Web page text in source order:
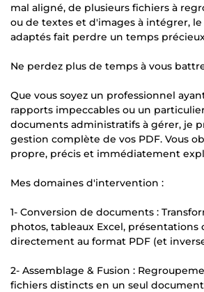
mal aligné, de plusieurs fichiers à
ou de textes et d'images à intégrer,
adaptés fait perdre un temps
Ne perdez plus de temps à vous
Que vous soyez un professionnel
rapports impeccables ou un
documents administratifs à gérer, je
gestion complète de vos PDF. Vous
propre, précis et immédiatement
Mes domaines d'intervention :
1- Conversion de documents :
photos, tableaux Excel, présentations
directement au format PDF (et
2- Assemblage & Fusion :
fichiers distincts en un seul